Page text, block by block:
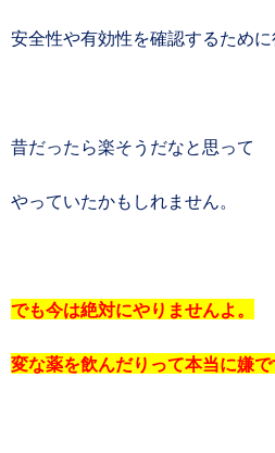
安全性や有効性を確認するために
昔だったら楽そうだなと思って
やっていたかもしれません。
でも今は絶対にやりませんよ。
変な薬を飲んだりって本当に嫌で